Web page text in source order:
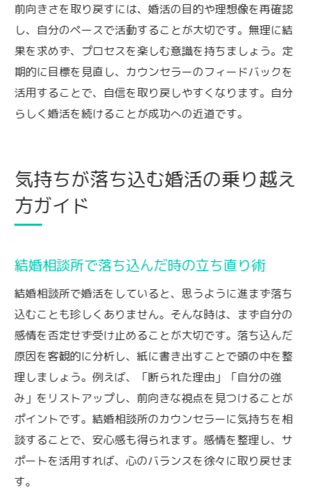
前向きさを取り戻すには、婚活の目的や理想像を再確認
し、自分のペースで活動することが大切です。無理に結
果を求めず、プロセスを楽しむ意識を持ちましょう。定
期的に目標を見直し、カウンセラーのフィードバックを
活用することで、自信を取り戻しやすくなります。自分
らしく婚活を続けることが成功への近道です。
気持ちが落ち込む婚活の乗り越え
方ガイド
結婚相談所で落ち込んだ時の立ち直り術
結婚相談所で婚活をしていると、思うように進まず落ち
込むことも珍しくありません。そんな時は、まず自分の
感情を否定せず受け止めることが大切です。落ち込んだ
原因を客観的に分析し、紙に書き出すことで頭の中を整
理しましょう。例えば、「断られた理由」「自分の強
み」をリストアップし、前向きな視点を見つけることが
ポイントです。結婚相談所のカウンセラーに気持ちを相
談することで、安心感も得られます。感情を整理し、サ
ポートを活用すれば、心のバランスを徐々に取り戻せま
す。